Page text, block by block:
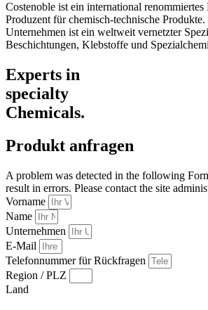
Costenoble ist ein international renommiertes
Produzent für chemisch-technische
Unternehmen ist ein weltweit vernetzter
Beschichtungen, Klebstoffe und
Experts in
specialty
Chemicals.
Produkt anfragen
A problem was detected in the following
result in errors. Please contact the site
Vorname
Name
Unternehmen
E-Mail
Telefonnummer für Rückfragen
Region / PLZ
Land